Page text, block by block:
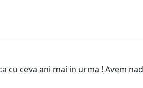
ceva ani mai in urma ! Avem